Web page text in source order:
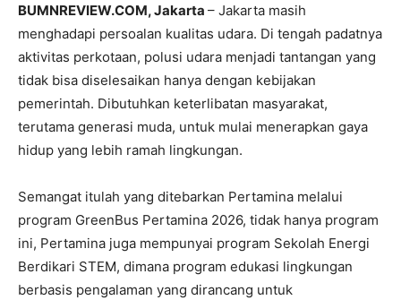
BUMNREVIEW.COM, Jakarta – Jakarta masih
menghadapi persoalan kualitas udara. Di tengah padatnya
aktivitas perkotaan, polusi udara menjadi tantangan yang
tidak bisa diselesaikan hanya dengan kebijakan
pemerintah. Dibutuhkan keterlibatan masyarakat,
terutama generasi muda, untuk mulai menerapkan gaya
hidup yang lebih ramah lingkungan.
Semangat itulah yang ditebarkan Pertamina melalui
program GreenBus Pertamina 2026, tidak hanya program
ini, Pertamina juga mempunyai program Sekolah Energi
Berdikari STEM, dimana program edukasi lingkungan
berbasis pengalaman yang dirancang untuk